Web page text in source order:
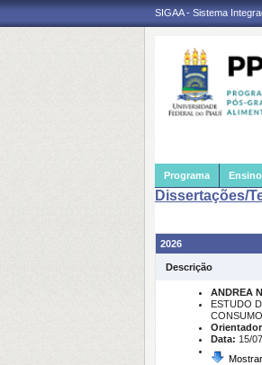
SIGAA - Sistema
Programa Ensino
Dissertações/
2026
Descrição
ANDREA
ESTUDO
Data: 15/